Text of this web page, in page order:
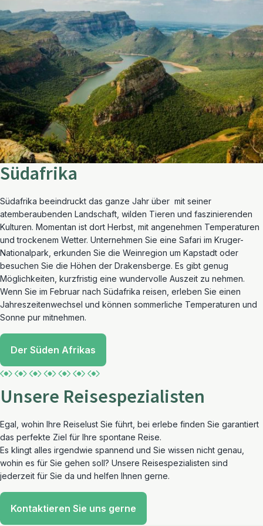
Südafrika
Südafrika beeindruckt das ganze Jahr über mit seiner
atemberaubenden Landschaft, wilden Tieren und faszinierenden
Kulturen. Momentan ist dort Herbst, mit angenehmen Temperaturen
und trockenem Wetter. Unternehmen Sie eine Safari im Kruger-
Nationalpark, erkunden Sie die Weinregion um Kapstadt oder
besuchen Sie die Höhen der Drakensberge. Es gibt genug
Möglichkeiten, kurzfristig eine wundervolle Auszeit zu nehmen.
Wenn Sie im Februar nach Südafrika reisen, erleben Sie einen
Jahreszeitenwechsel und können sommerliche Temperaturen und
Sonne pur mitnehmen.
Der Süden Afrikas
Unsere Reisespezialisten
Egal, wohin Ihre Reiselust Sie führt, bei erlebe finden Sie garantiert
das perfekte Ziel für Ihre spontane Reise.
Es klingt alles irgendwie spannend und Sie wissen nicht genau,
wohin es für Sie gehen soll? Unsere Reisespezialisten sind
jederzeit für Sie da und helfen Ihnen gerne.
Kontaktieren Sie uns gerne